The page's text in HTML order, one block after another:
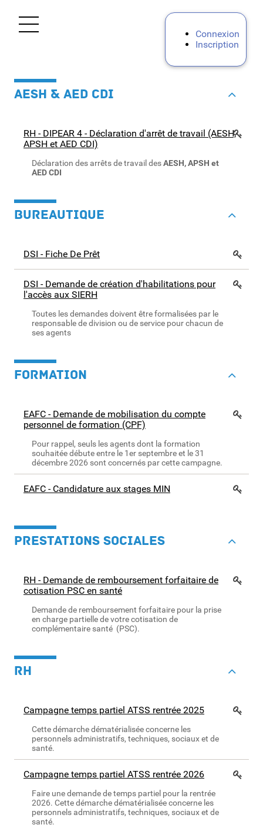
Connexion
Inscription
Ouvrir le menu
Personnels d'encadrement
Premier degré
Second degré
Mon portail RH
AESH & AED CDI
RH - DIPEAR 4 - Déclaration d'arrêt de travail (AESH,
APSH et AED CDI)
Déclaration des arrêts de travail desAESH, APSH et
AED CDI
BUREAUTIQUE
DSI - Fiche De Prêt
DSI - Demande de création d'habilitations pour
l'accès aux SIERH
Toutes les demandes doivent être formalisées par le
responsable de division ou de service pour chacun de
ses agents
FORMATION
EAFC - Demande de mobilisation du compte
personnel de formation (CPF)
Pour rappel, seuls les agents dont la formation
souhaitée débute entre le 1er septembre et le 31
décembre 2026 sont concernés par cette campagne.
EAFC - Candidature aux stages MIN
PRESTATIONS SOCIALES
RH - Demande de remboursement forfaitaire de
cotisation PSC en santé
Demande de remboursement forfaitaire pour la prise
en charge partielle de votre cotisation de
complémentaire santé (PSC).
RH
Campagne temps partiel ATSS rentrée 2025
Cette démarche dématérialisée concerne les
personnels administratifs, techniques, sociaux et de
santé.
Campagne temps partiel ATSS rentrée 2026
Faire une demande de temps partiel pour la rentrée
2026. Cette démarche dématérialisée concerne les
personnels administratifs, techniques, sociaux et de
santé.